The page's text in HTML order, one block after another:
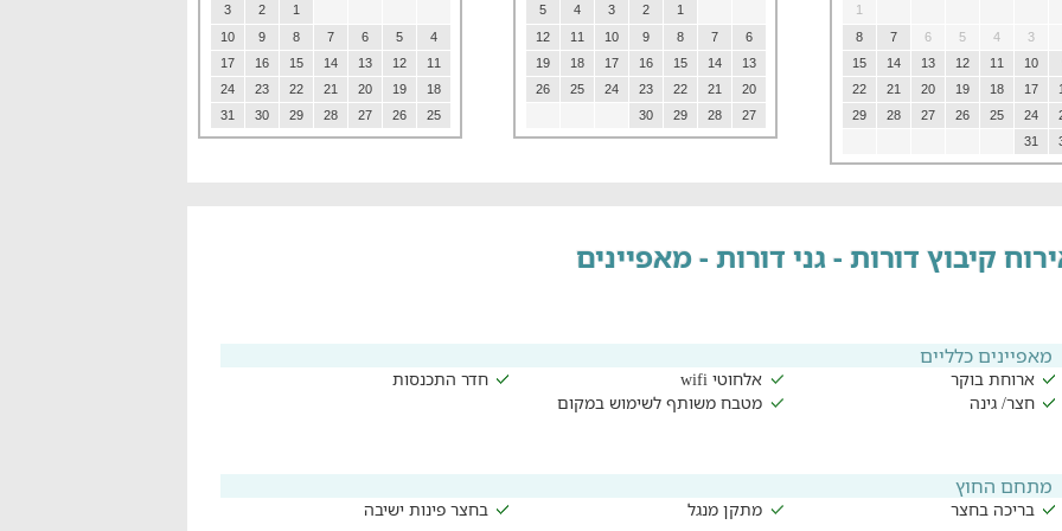
1
3
4
5
6
7
8
10
11
12
13
14
15
17
18
19
20
21
22
24
25
26
27
28
29
31
1
2
3
4
5
6
7
8
9
10
11
12
13
14
15
16
17
18
19
20
21
22
23
24
25
26
27
28
29
30
1
2
3
4
5
6
7
8
9
10
11
12
13
14
15
16
17
18
19
20
21
22
23
24
25
26
27
28
29
30
31
קיבוץ דורות - גני דורות - מאפיינים
מאפיינים כלליים
ארוחת בוקר אלחוטי wifi
חדר התכנסות
חצר/ גינה
מטבח משותף לשימוש במקום
מתחם החוץ
בריכה בחצר מתקן מנגל בחצר פינות ישיבה